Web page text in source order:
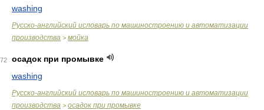
washing
Русско-английский исловарь по машиностроению и автоматизации
производства > мойка
72
осадок при промывке
washing
Русско-английский исловарь по машиностроению и автоматизации
производства > осадок при промывке